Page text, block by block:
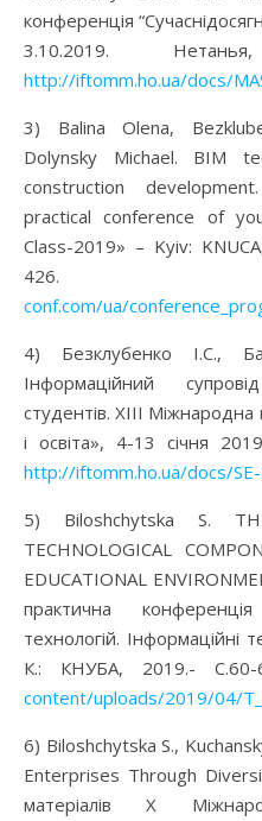
конференція
3.10.2019.
http://iftomm.ho.ua/docs/
3) Balina Olena,
Dolynsky Michael. BIM
construction
practical conference of
Class-2019» – Kyiv:
conf.com/ua/
4) Безклубенко І.С.,
Інформаційний
студентів. XІII
і освіта», 4-13 січня
http://iftomm.ho.ua/docs/
5) Biloshchytska S.
TECHNOLOGICAL
EDUCATIONAL
практична
технологій. Інформаційні
К.: КНУБА, 2019.- С.60-
content/uploads/2019/04/
6) Biloshchytska S.,
Enterprises Through
матеріалів Х